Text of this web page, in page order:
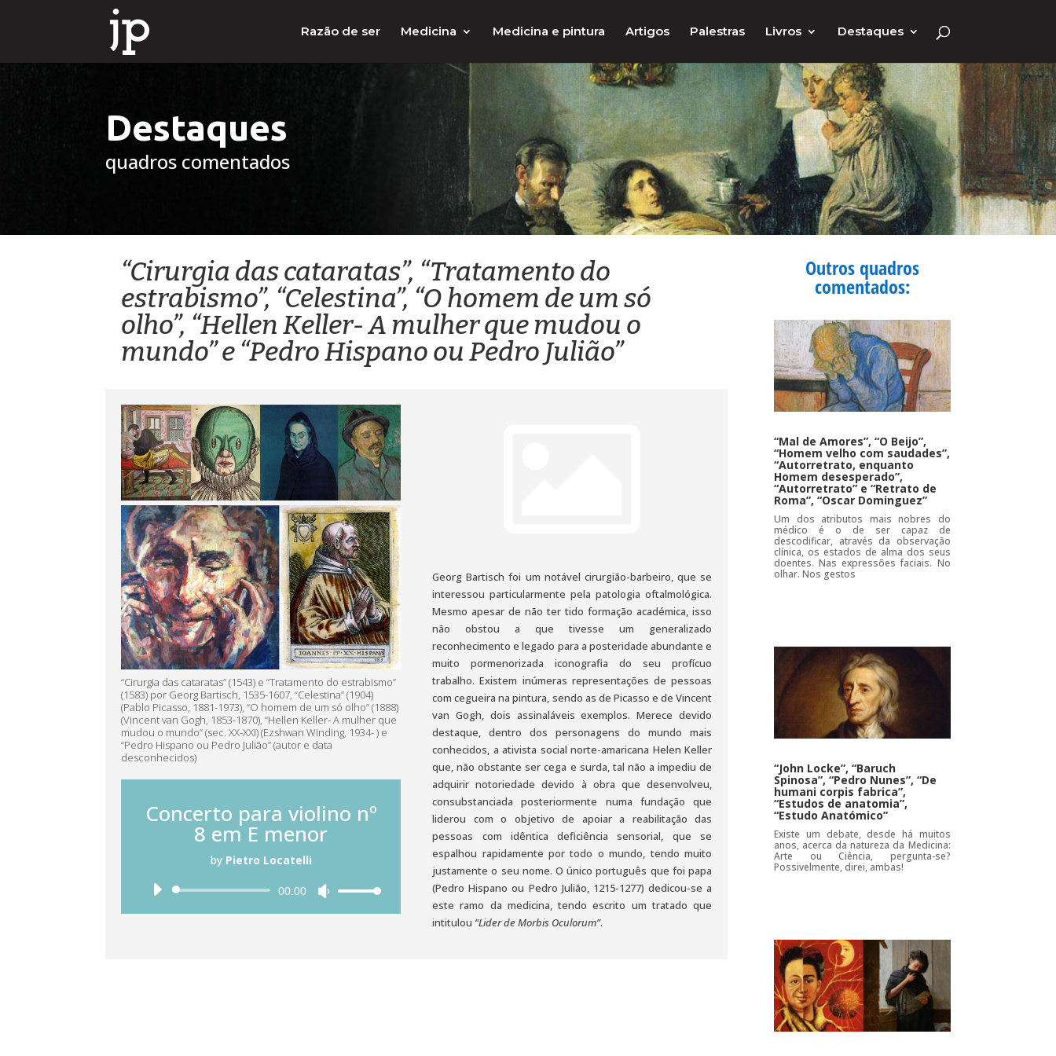
Razão de ser Medicina Medicina e pintura Artigos Palestras Livros Destaques
Destaques
quadros comentados
“Cirurgia das cataratas”, “Tratamento do
estrabismo”, “Celestina”, “O homem de um só
olho”, “Hellen Keller- A mulher que mudou o
mundo” e “Pedro Hispano ou Pedro Julião”
“Cirurgia das cataratas” (1543) e “Tratamento do estrabismo”
(1583) por Georg Bartisch, 1535-1607, “Celestina” (1904)
(Pablo Picasso, 1881-1973), “O homem de um só olho” (1888)
(Vincent van Gogh, 1853-1870), “Hellen Keller- A mulher que
mudou o mundo” (sec. XX-XXI) (Ezshwan Winding, 1934- ) e
“Pedro Hispano ou Pedro Julião” (autor e data
desconhecidos)
Concerto para violino nº
8 em E menor
by Pietro Locatelli
Reprodutor
00:00
Use
Georg Bartisch foi um notável cirurgião-barbeiro, que se
interessou particularmente pela patologia oftalmológica.
Mesmo apesar de não ter tido formação académica, isso
não obstou a que tivesse um generalizado
reconhecimento e legado para a posteridade abundante e
muito pormenorizada iconografia do seu profícuo
trabalho. Existem inúmeras representações de pessoas
com cegueira na pintura, sendo as de Picasso e de Vincent
van Gogh, dois assinaláveis exemplos. Merece devido
destaque, dentro dos personagens do mundo mais
conhecidos, a ativista social norte-amaricana Helen Keller
que, não obstante ser cega e surda, tal não a impediu de
adquirir notoriedade devido à obra que desenvolveu,
consubstanciada posteriormente numa fundação que
liderou com o objetivo de apoiar a reabilitação das
pessoas com idêntica deficiência sensorial, que se
espalhou rapidamente por todo o mundo, tendo muito
justamente o seu nome. O único português que foi papa
(Pedro Hispano ou Pedro Julião, 1215-1277) dedicou-se a
este ramo da medicina, tendo escrito um tratado que
intitulou “Lider de Morbis Oculorum”.
Outros quadros
comentados:
“Mal de Amores”, “O Beijo”,
“Homem velho com saudades”,
“Autorretrato, enquanto
Homem desesperado”,
“Autorretrato” e “Retrato de
Roma”, “Oscar Dominguez”
Um dos atributos mais nobres do
médico é o de ser capaz de
descodificar, através da observação
clínica, os estados de alma dos seus
doentes. Nas expressões faciais. No
olhar. Nos gestos
“John Locke”, “Baruch
Spinosa”, “Pedro Nunes”, “De
humani corpis fabrica”,
“Estudos de anatomia”,
“Estudo Anatómico”
Existe um debate, desde há muitos
anos, acerca da natureza da Medicina:
Arte ou Ciência, pergunta-se?
Possivelmente, direi, ambas!